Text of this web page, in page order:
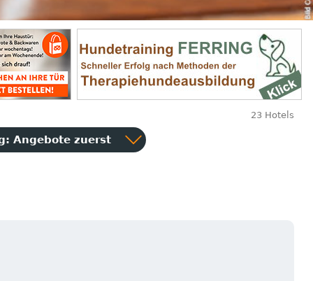
23 Hotels
Angebote zuerst